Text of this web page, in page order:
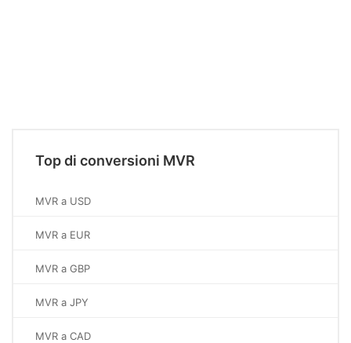
Top di conversioni MVR
MVR a USD
MVR a EUR
MVR a GBP
MVR a JPY
MVR a CAD